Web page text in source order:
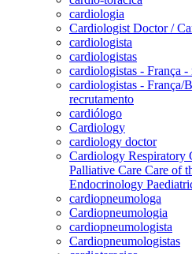
cardiologia
Cardiologist Doctor /
cardiologista
cardiologistas
cardiologistas - França -
cardiologistas - França/
recrutamento
cardiólogo
Cardiology
cardiology doctor
Cardiology Respiratory
Palliative Care Care of
Endocrinology
cardiopneumologa
Cardiopneumologia
cardiopneumologista
Cardiopneumologistas